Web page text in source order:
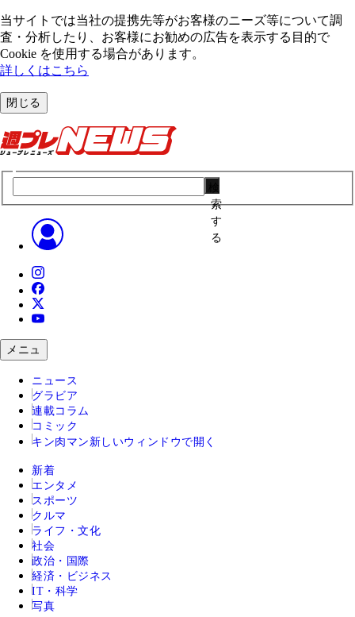
当サイトでは当社の提携先等がお客様のニーズ等について調
査・分析したり、お客様にお勧めの広告を表⽰する⽬的で
Cookie を使⽤する場合があります。
詳しくはこちら
閉じる
索
す
る
メニュ
ニュース
グラビア
連載コラム
コミック
キン肉マン 新しいウィンドウで開く
新着
エンタメ
スポーツ
クルマ
ライフ・文化
社会
政治・国際
経済・ビジネス
IT・科学
写真